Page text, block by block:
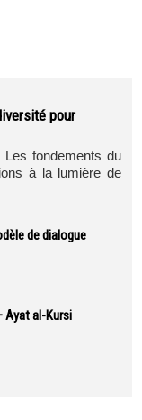
pour
fondements du
à la lumière de
de dialogue
Ayat al-Kursi